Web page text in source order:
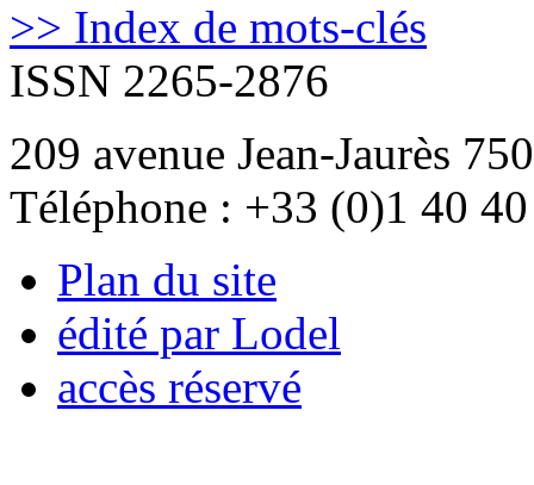
>> Index de mots-clés
ISSN 2265-2876
209 avenue Jean-Jaurès
Téléphone : +33 (0)1 40
Plan du site
édité par Lodel
accès réservé